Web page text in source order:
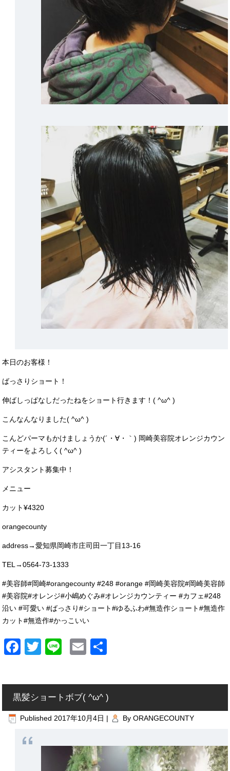
本日のお客様！
ばっさりショート！
伸ばしっぱなしだったねをショート行きます！( ^ω^ )
こんなんなりました( ^ω^ )
こんどパーマもかけましょうか(´・∀・｀) 岡崎美容院オレンジカウン
ティーをよろしく( ^ω^ )
アシスタント募集中！
メニュー
カット¥4320
orangecounty
address→愛知県岡崎市庄司田一丁目13-16
TEL→0564-73-1333
#美容師#岡崎#orangecounty #248 #orange #岡崎美容院#岡崎美容師
#美容院#オレンジ#小嶋めぐみ#オレンジカウンティー #カフェ#248
沿い #可愛い #ばっさり#ショート#ゆるふわ#無造作ショート#無造作
カット#無造作#かっこいい
Facebook
Twitter
LineEmail
黒髪ショートボブ( ^ω^ )
Published 2017年10月4日 | By ORANGECOUNTY